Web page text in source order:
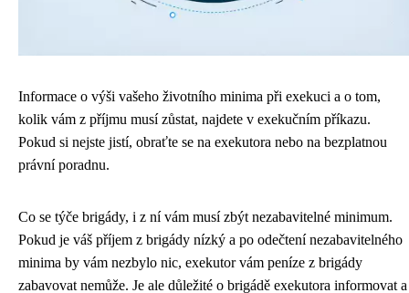
Informace o výši vašeho životního minima při exekuci a o tom,
kolik vám z příjmu musí zůstat, najdete v exekučním příkazu.
Pokud si nejste jistí, obraťte se na exekutora nebo na bezplatnou
právní poradnu.
Co se týče brigády, i z ní vám musí zbýt nezabavitelné minimum.
Pokud je váš příjem z brigády nízký a po odečtení nezabavitelného
minima by vám nezbylo nic, exekutor vám peníze z brigády
zabavovat nemůže. Je ale důležité o brigádě exekutora informovat a